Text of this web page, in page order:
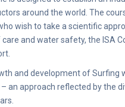
around the world. The
wish to take a scientific
and water safety, the ISA
and development of Surfing
an approach reflected by the